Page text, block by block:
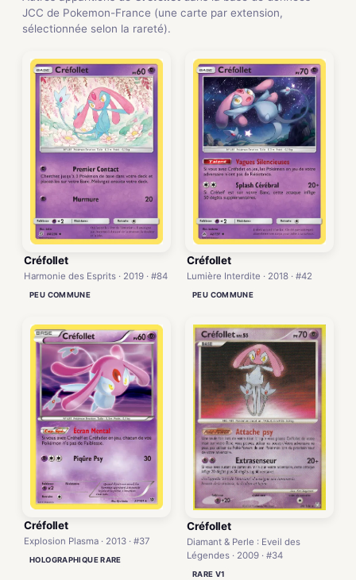
JCC de Pokemon-France (une carte par extension,
sélectionnée selon la rareté).
Créfollet
Harmonie des Esprits · 2019 · #84
PEU COMMUNE
Créfollet
Lumière Interdite · 2018 · #42
PEU COMMUNE
Créfollet
Explosion Plasma · 2013 · #37
HOLOGRAPHIQUE RARE
Créfollet
Diamant & Perle : Eveil des
Légendes · 2009 · #34
RARE V1